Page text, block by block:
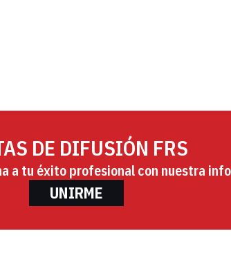
DE DIFUSIÓN FRS
a tu éxito profesional con nuestra
UNIRME